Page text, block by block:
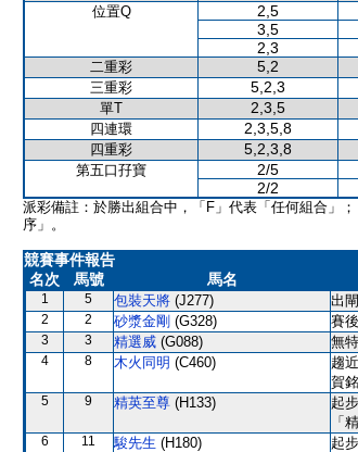
位置Q 2,5
3,5
2,3
二重彩 5,2
三重彩 5,2,3
單T 2,3,5
四連環 2,3,5,8
四重彩 5,2,3,8
第五口孖寶 2/5
2/2
派彩備註：於勝出組合中，「F」代表「任何組合」
序」。
競賽事件報告
名次
馬號 馬名
1 5 包裝天將 (J277) 出
2 2 砂漿金剛 (G328) 賽
3 3 精選威 (G088) 無
4 8 木火同明 (C460)
趨
賀
5 9 精英至尊 (H133)
起
「
6 11 駿先生 (H180)
起